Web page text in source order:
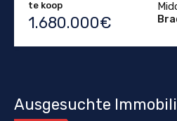
te koop
1.680.000€
Ausgesuchte